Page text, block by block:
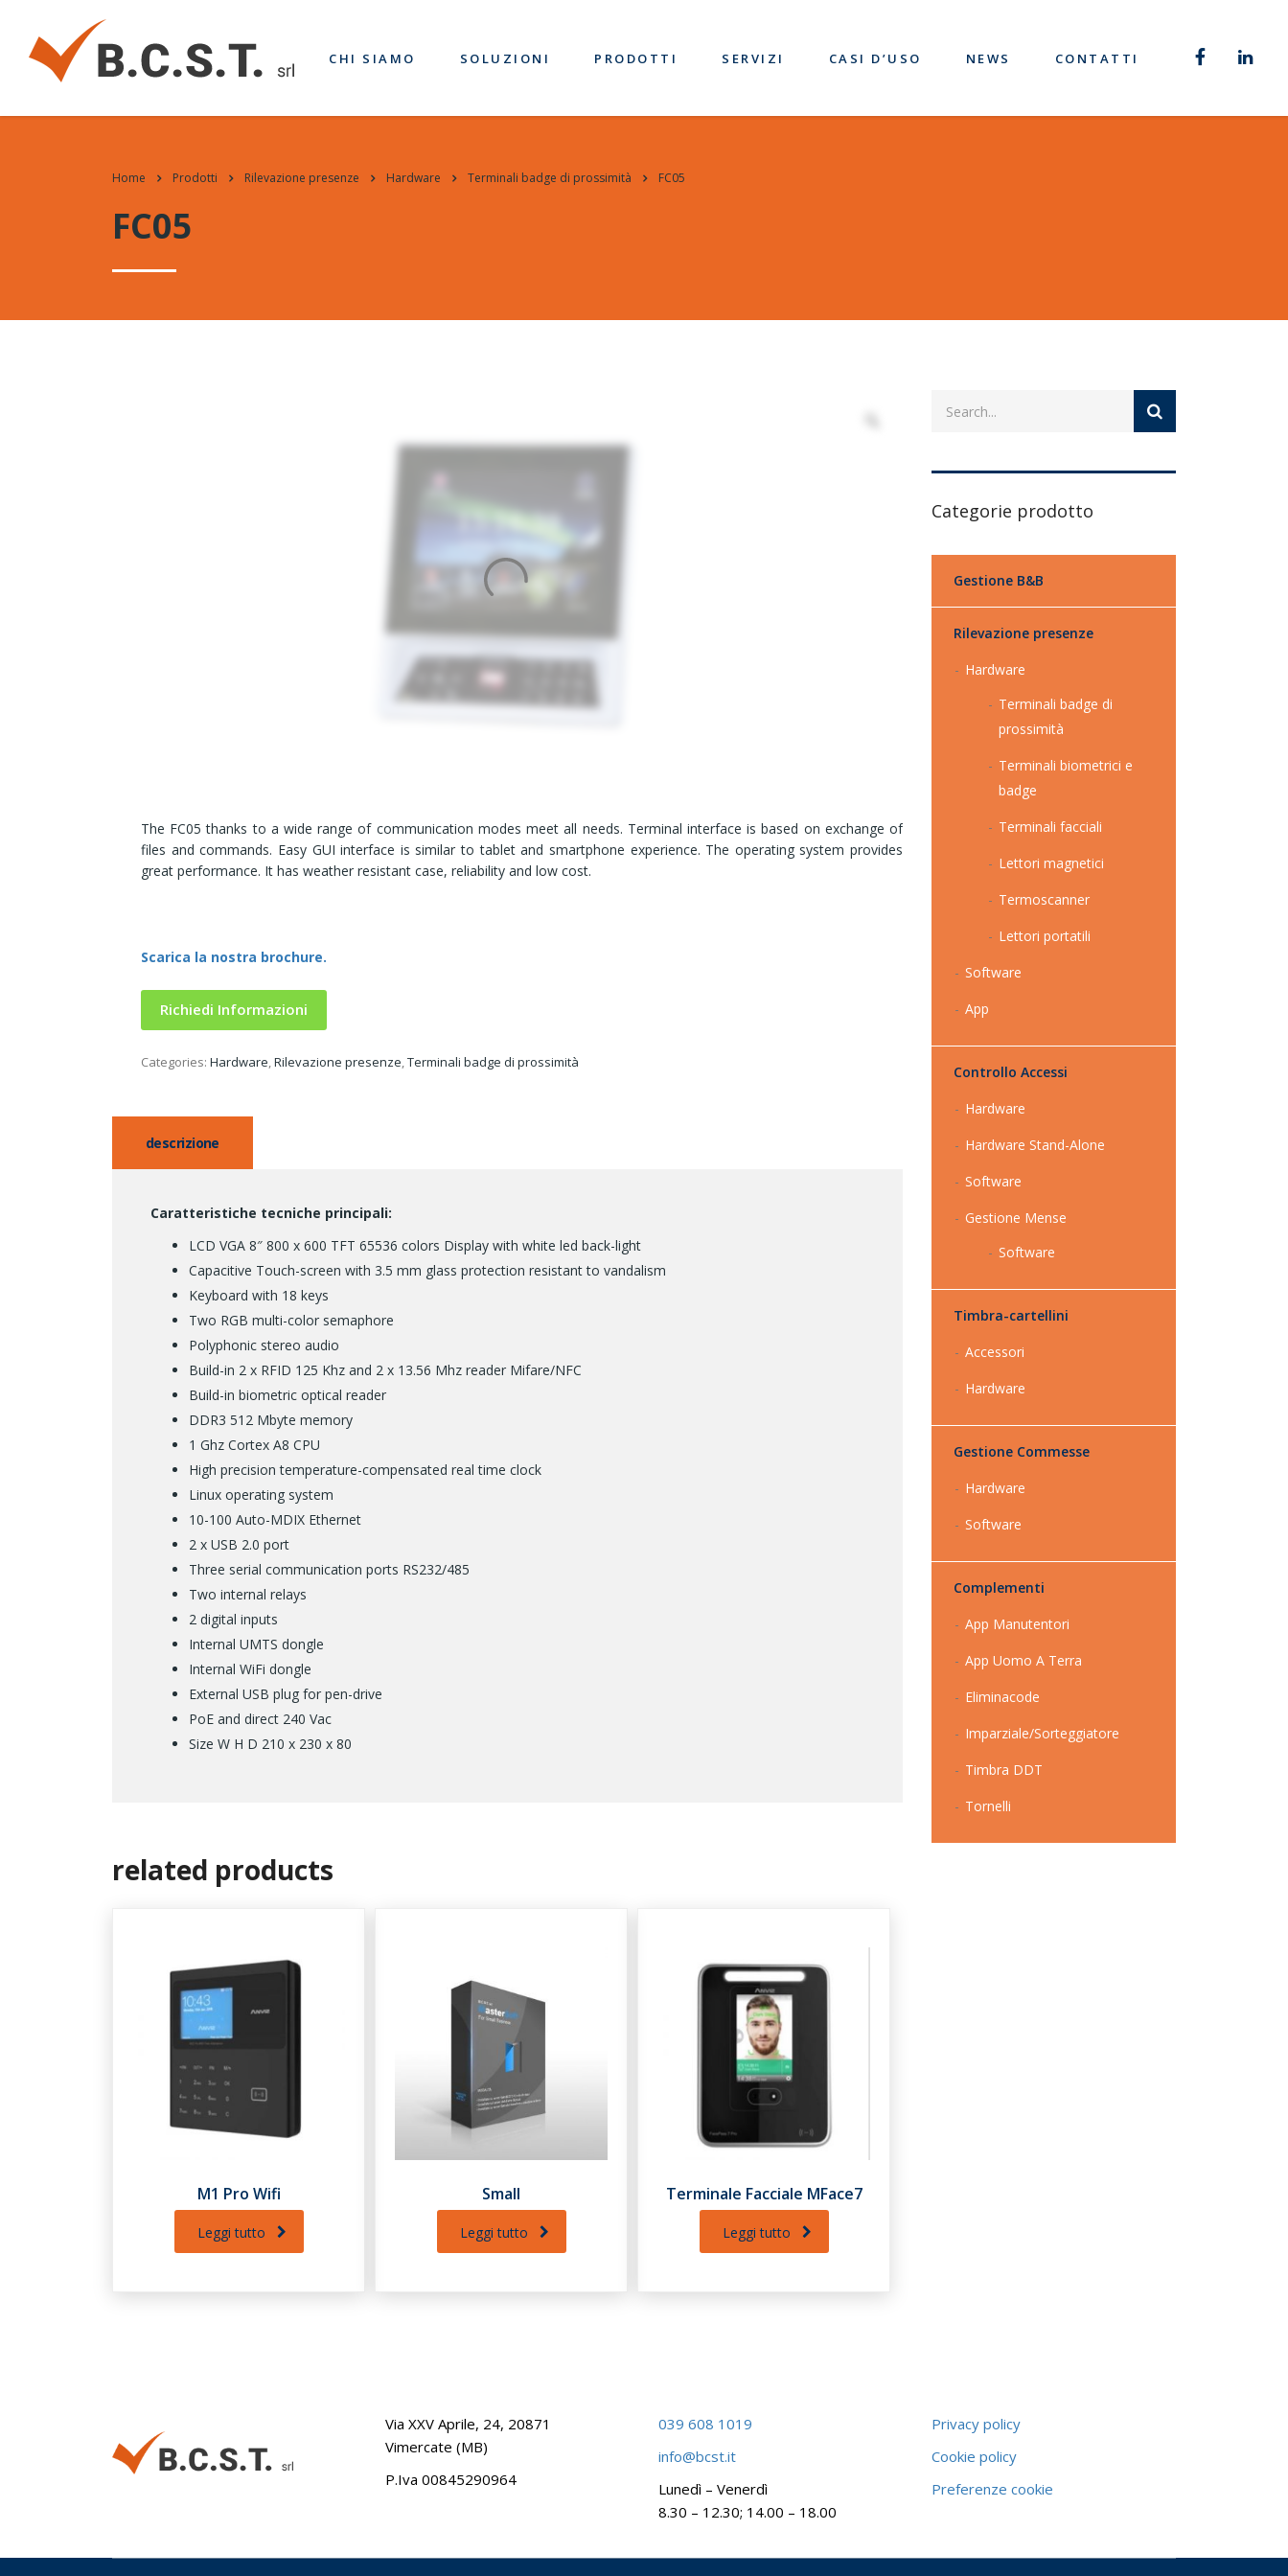
CHI SIAMO SOLUZIONI PRODOTTI SERVIZI CASI D’USO NEWS CONTATTI
Home Prodotti Rilevazione presenze Hardware Terminali badge di prossimità FC05
FC05
The FC05 thanks to a wide range of communication modes meet all needs. Terminal interface is based on exchange of
files and commands. Easy GUI interface is similar to tablet and smartphone experience. The operating system provides
great performance. It has weather resistant case, reliability and low cost.
Scarica la nostra brochure.
Richiedi Informazioni
Categories: Hardware,Rilevazione presenze,Terminali badge di prossimità
descrizione
Caratteristiche tecniche principali:
LCD VGA 8″ 800 x 600 TFT 65536 colors Display with white led back-light
Capacitive Touch-screen with 3.5 mm glass protection resistant to vandalism
Keyboard with 18 keys
Two RGB multi-color semaphore
Polyphonic stereo audio
Build-in 2 x RFID 125 Khz and 2 x 13.56 Mhz reader Mifare/NFC
Build-in biometric optical reader
DDR3 512 Mbyte memory
1 Ghz Cortex A8 CPU
High precision temperature-compensated real time clock
Linux operating system
10-100 Auto-MDIX Ethernet
2 x USB 2.0 port
Three serial communication ports RS232/485
Two internal relays
2 digital inputs
Internal UMTS dongle
Internal WiFi dongle
External USB plug for pen-drive
PoE and direct 240 Vac
Size W H D 210 x 230 x 80
related products
M1 Pro Wifi
Leggi tutto
Small
Leggi tutto
Terminale Facciale MFace7
Leggi tutto
Categorie prodotto
Gestione B&B
Rilevazione presenze
Hardware
Terminali badge di
prossimità
Terminali biometrici e
badge
Terminali facciali
Lettori magnetici
Termoscanner
Lettori portatili
Software
App
Controllo Accessi
Hardware
Hardware Stand-Alone
Software
Gestione Mense
Software
Timbra-cartellini
Accessori
Hardware
Gestione Commesse
Hardware
Software
Complementi
App Manutentori
App Uomo A Terra
Eliminacode
Imparziale/Sorteggiatore
Timbra DDT
Tornelli
Via XXV Aprile, 24, 20871
Vimercate (MB)
P.Iva 00845290964
039 608 1019
info@bcst.it
Lunedì – Venerdì
8.30 – 12.30; 14.00 – 18.00
Privacy policy
Cookie policy
Preferenze cookie